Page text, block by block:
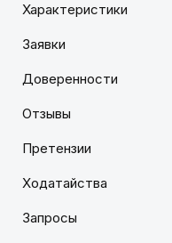
Характеристики
Заявки
Доверенности
Отзывы
Претензии
Ходатайства
Запросы